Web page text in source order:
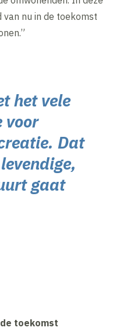
nu in de toekomst
het vele
voor
Dat
gaat
toekomst